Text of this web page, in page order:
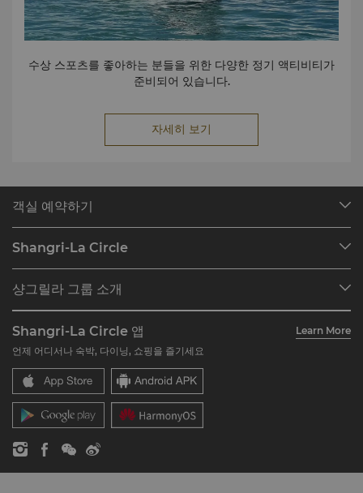
수상 스포츠를 좋아하는 분들을 위한 다양한 정기 액티비티가
준비되어 있습니다.
자세히 보기
객실 예약하기
예약 찾기
레스토랑 및 바
Shangri-La Circle
Shangri-La Circle 가입하기
자주 묻는 질문
문의하기
샹그릴라 그룹 소개
호텔 브랜드
레지던스
레지던스
문의하기
채용
글로벌 시티즌십
뉴스
Shangri-La Circle 앱
Learn More
언제 어디서나 숙박, 다이닝, 쇼핑을 즐기세요